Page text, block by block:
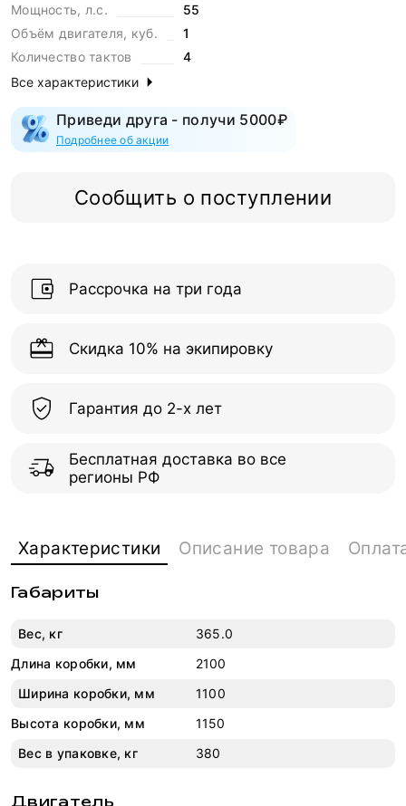
Мощность, л.с.
55
Объём двигателя, куб.
1
Количество тактов
4
Все характеристики
Приведи друга - получи 5000₽
Подробнее об акции
Сообщить о поступлении
Рассрочка на три года
Скидка 10% на экипировку
Гарантия до 2-х лет
Бесплатная доставка во все
регионы РФ
Характеристики Описание товара
Габариты
Вес, кг
365.0
Длина коробки, мм
2100
Ширина коробки, мм
1100
Высота коробки, мм
1150
Вес в упаковке, кг
380
Двигатель